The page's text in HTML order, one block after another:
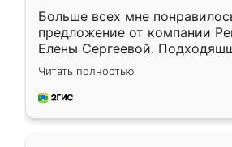
Больше всех мне
предложение от компании
Елены Сергеевой.
короткие сроки
для замера сотрудник
предложил по моему эскизу
Читать полностью